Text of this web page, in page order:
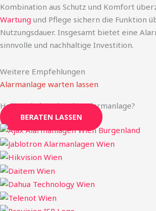
Kombination aus Schutz und Komfort
Wartung und Pflege sichern die Funktion
Nutzungsdauer. Insgesamt bietet eine
sinnvolle und nachhaltige Investition.
Weitere Empfehlungen
Alarmanlage warten lassen
Haben Sie bereits eine Alarmanlage?
BERATEN LASSEN